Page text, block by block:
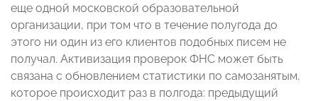
еще одной московской образовательной
организации, при том что в течение полугода до
этого ни один из его клиентов подобных писем не
получал. Активизация проверок ФНС может быть
связана с обновлением статистики по самозанятым,
которое происходит раз в полгода: предыдущий